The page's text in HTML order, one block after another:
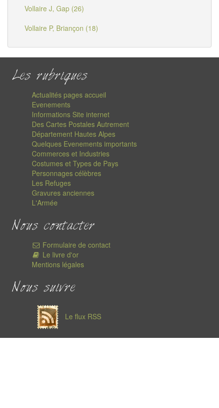
Vollaire J, Gap (26)
Vollaire P, Briançon (18)
Les rubriques
Actualités pages accueil
Evenements
Informations Site internet
Des Cartes Postales Autrement
Département Hautes Alpes
Quelques Evenements importants
Commerces et Industries
Costumes et Types de Pays
Personnages célèbres
Les Refuges
Gravures anciennes
L'Armée
Nous contacter
Formulaire de contact
Le livre d'or
Mentions légales
Nous suivre
Le flux RSS